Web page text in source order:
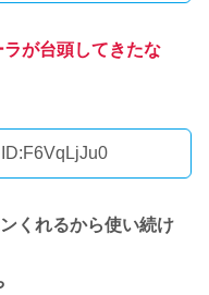
が台頭してきたな
ID:F6VqLjJu0
くれるから使い続け